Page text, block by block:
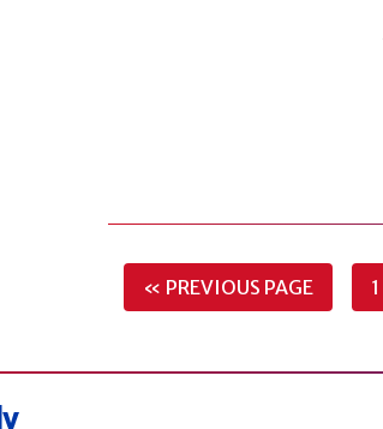
« PREVIOUS PAGE 1